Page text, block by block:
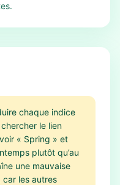
chaque indice
le lien
« Spring » et
plutôt qu’au
une mauvaise
car les autres